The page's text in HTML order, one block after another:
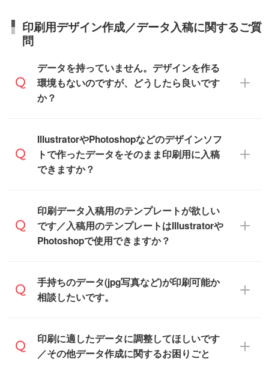
ュール」に注文予定日をご入力いただく
と、おおよその締切日や出荷目安をご確認
いただけます。
商品在庫や印刷ラインを確保するために
をお願いいたします。
※土日祝日を除く営業日換算です。
商品ページにてご確認ください
います。(白箱、化粧箱、ブリスターパック
など)
います。(透明袋、デザイン袋など)
【個包装なし】 個包装がされていない状
態で納品します。
日本全国へお届けが可能です。なお、海外
への直接納品は行っておりませんので予め
印刷用デザイン作成／データ入稿に関するご質
問
データを持っていません。デザインを作る
環境もないのですが、どうしたら良いです
か？
無料の「デザインシミュレーター」を使え
ば、PCやスマホから簡単にデザインを作成
できます。スタンプやテンプレートも豊富
また、「データ作成サービス」もご利用い
ただけます。ご希望の文言・書体・印刷色
IllustratorやPhotoshopなどのデザインソフ
トで作ったデータをそのまま印刷用に入稿
できますか？
IllustratorやPhotoshop、CLIP STUDIOなどの
デザインソフトでこだわりのデザインを作
成したい方は、完全データ入稿
お見積・ご注文フォームにアップロードし
てご入稿ください。
不備がないかチェックし、お客様と確認し
てから印刷に進みますので、ご安心くださ
印刷データ入稿用のテンプレートが欲しい
です／入稿用のテンプレートはIllustratorや
Photoshopで使用できますか？
一部商品は入稿用テンプレートのご用意が
あります。各商品ページの『印刷方法・テ
入稿用のテンプレートはPDF形式ですが、
IllustratorやPhotoshopで開いてご利用いた
手持ちのデータ(jpg写真など)が印刷可能か
相談したいです。
印刷に適したデータ・解像度かどうか、担
当スタッフが事前に確認いたします。
印刷に適したデータに調整してほしいです
／その他データ作成に関するお困りごと